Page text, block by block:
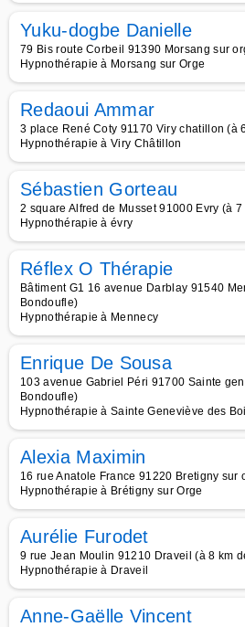
Yuku-dogbe Danielle
79 Bis route Corbeil 91390 Morsang sur
Hypnothérapie à Morsang sur Orge
Redaoui Ammar
3 place René Coty 91170 Viry chatillon (à
Hypnothérapie à Viry Châtillon
Sébastien Gorteau
2 square Alfred de Musset 91000 Evry (à
Hypnothérapie à évry
Réflex O Thérapie
Bâtiment G1 16 avenue Darblay 91540
Bondoufle)
Hypnothérapie à Mennecy
Enrique De Sousa
103 avenue Gabriel Péri 91700 Sainte
Bondoufle)
Hypnothérapie à Sainte Geneviève des
Alexia Maximin
16 rue Anatole France 91220 Bretigny sur
Hypnothérapie à Brétigny sur Orge
Aurélie Furodet
9 rue Jean Moulin 91210 Draveil (à 8 km
Hypnothérapie à Draveil
Anne-Gaëlle Vincent